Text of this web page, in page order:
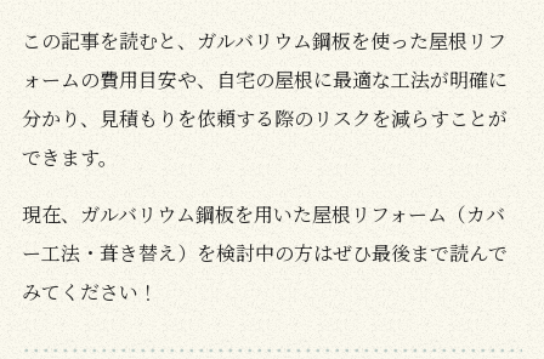
この記事を読むと、ガルバリウム鋼板を使った屋根リフ
ォームの費用目安や、自宅の屋根に最適な工法が明確に
分かり、見積もりを依頼する際のリスクを減らすことが
できます。
現在、ガルバリウム鋼板を用いた屋根リフォーム（カバ
ー工法・葺き替え）を検討中の方はぜひ最後まで読んで
みてください！